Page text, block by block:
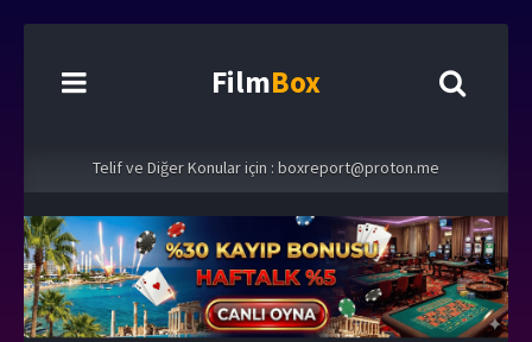
FilmBox
Telif ve Diğer Konular için : boxreport@proton.me